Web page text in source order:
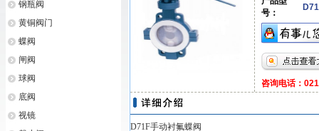
钢瓶阀
黄铜阀门
蝶阀
闸阀
球阀
底阀
视镜
号：
咨询电话：
D71F手动衬氟蝶阀